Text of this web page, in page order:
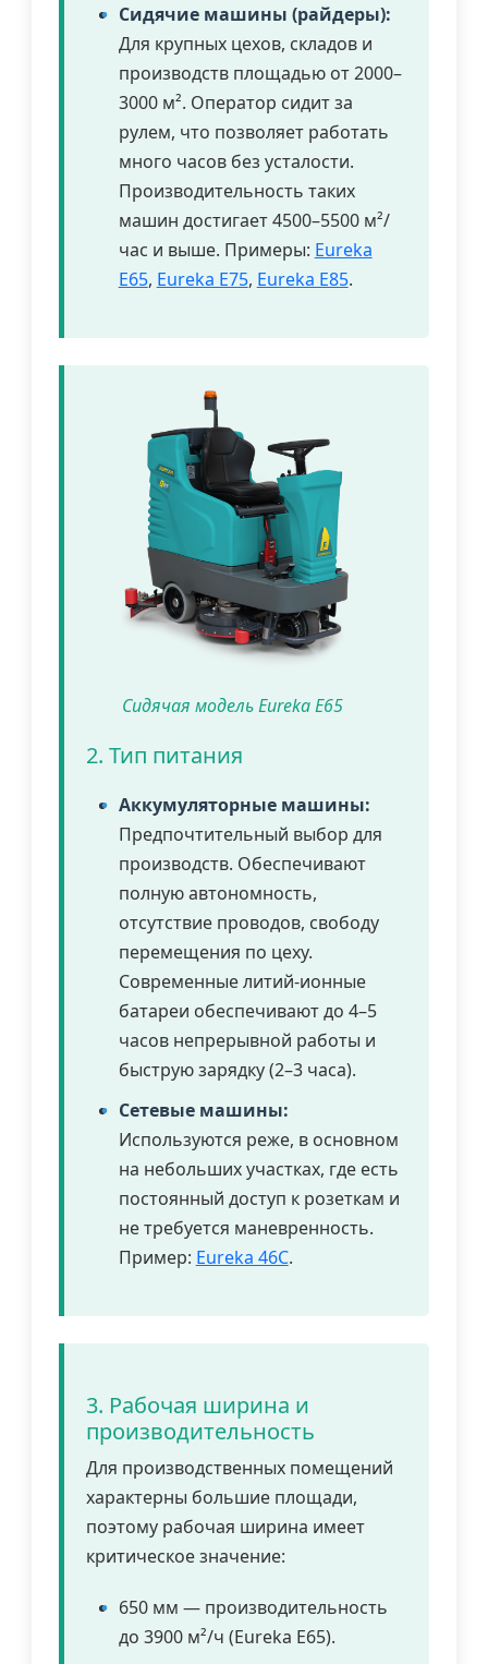
Сидячие машины (райдеры):
Для крупных цехов, складов и
производств площадью от 2000–
3000 м². Оператор сидит за
рулем, что позволяет работать
много часов без усталости.
Производительность таких
машин достигает 4500–5500 м²/
час и выше. Примеры: Eureka
E65, Eureka E75, Eureka E85.
Сидячая модель Eureka E65
2. Тип питания
Аккумуляторные машины:
Предпочтительный выбор для
производств. Обеспечивают
полную автономность,
отсутствие проводов, свободу
перемещения по цеху.
Современные литий-ионные
батареи обеспечивают до 4–5
часов непрерывной работы и
быструю зарядку (2–3 часа).
Сетевые машины:
Используются реже, в основном
на небольших участках, где есть
постоянный доступ к розеткам и
не требуется маневренность.
Пример: Eureka 46C.
3. Рабочая ширина и
производительность
Для производственных помещений
характерны большие площади,
поэтому рабочая ширина имеет
критическое значение:
650 мм — производительность
до 3900 м²/ч (Eureka E65).